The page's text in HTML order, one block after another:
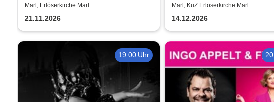
und Brian Troy - die Elvis
Christmas, Gospel und
Rock`n´Roll Show
Marl, Erlöserkirche Marl
21.11.2026
Gregorianik zur
Weihnachtszeit
Marl, KuZ Erlöserkirche Marl
14.12.2026
19:00 Uhr